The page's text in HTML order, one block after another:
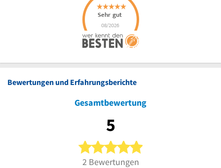
Bewertungen und Erfahrungsberichte
Gesamtbewertung
5
5 von 5 Sternen
2 Bewertungen